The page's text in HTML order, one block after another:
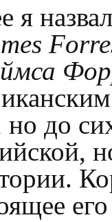
я
но до